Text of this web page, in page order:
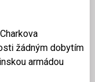
žádným dobytím
armádou